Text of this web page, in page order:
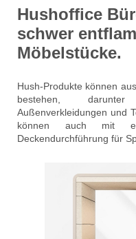
Hushoffice
schwer
Möbelstücke.
Hush-Produkte können
bestehen, darunter
Außenverkleidungen und
können auch mit
Deckendurchführung für